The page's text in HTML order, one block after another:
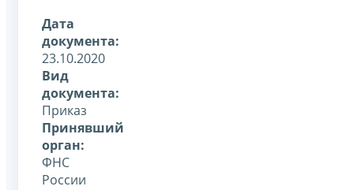
Дата
документа:
23.10.2020
Вид
документа:
Приказ
Принявший
орган:
ФНС
России